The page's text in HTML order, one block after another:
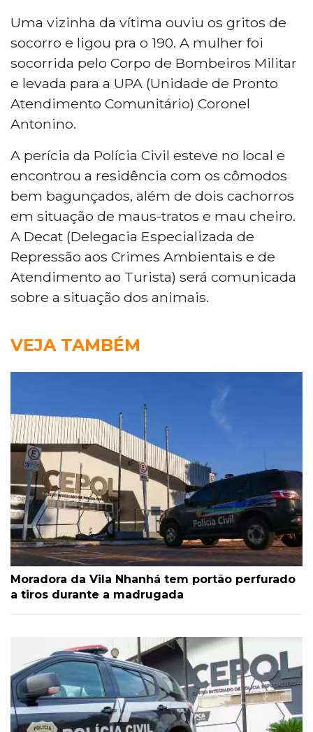
Uma vizinha da vítima ouviu os gritos de
socorro e ligou pra o 190. A mulher foi
socorrida pelo Corpo de Bombeiros Militar
e levada para a UPA (Unidade de Pronto
Atendimento Comunitário) Coronel
Antonino.
A perícia da Polícia Civil esteve no local e
encontrou a residência com os cômodos
bem bagunçados, além de dois cachorros
em situação de maus-tratos e mau cheiro.
A Decat (Delegacia Especializada de
Repressão aos Crimes Ambientais e de
Atendimento ao Turista) será comunicada
sobre a situação dos animais.
VEJA TAMBÉM
Moradora da Vila Nhanhá tem portão perfurado
a tiros durante a madrugada